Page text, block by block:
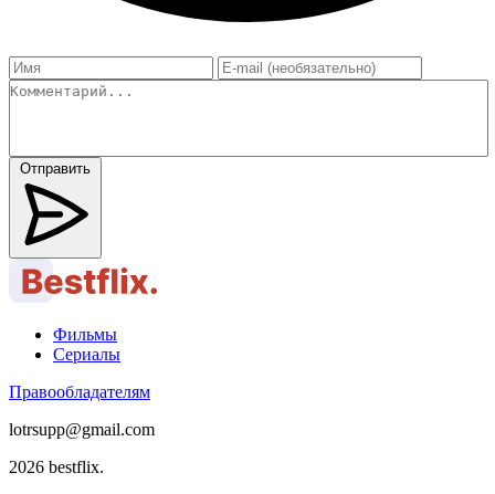
Отправить
Фильмы
Сериалы
Правообладателям
lotrsupp@gmail.com
2026 bestflix.